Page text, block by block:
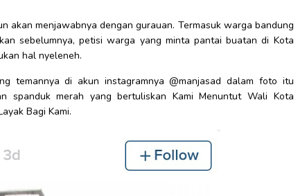
akan menjawabnya dengan gurauan. Termasuk warga bandung
sebelumnya, petisi warga yang minta pantai buatan di Kota
hal nyeleneh.
temannya di akun instagramnya @manjasad dalam foto itu
spanduk merah yang bertuliskan Kami Menuntut Wali Kota
Bagi Kami.